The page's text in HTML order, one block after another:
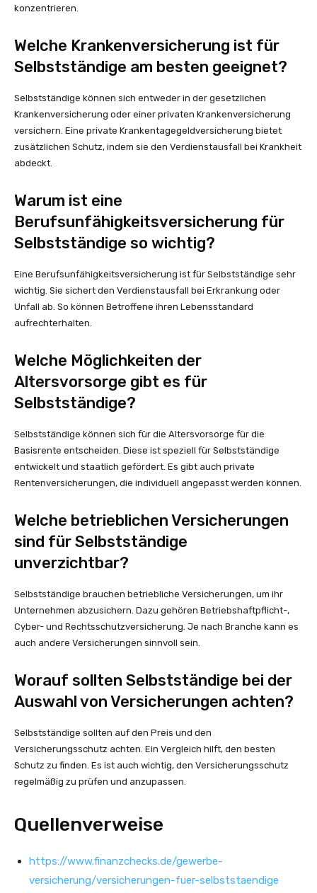
konzentrieren.
Welche Krankenversicherung ist für
Selbstständige am besten geeignet?
Selbstständige können sich entweder in der gesetzlichen
Krankenversicherung oder einer privaten Krankenversicherung
versichern. Eine private Krankentagegeldversicherung bietet
zusätzlichen Schutz, indem sie den Verdienstausfall bei Krankheit
abdeckt.
Warum ist eine
Berufsunfähigkeitsversicherung für
Selbstständige so wichtig?
Eine Berufsunfähigkeitsversicherung ist für Selbstständige sehr
wichtig. Sie sichert den Verdienstausfall bei Erkrankung oder
Unfall ab. So können Betroffene ihren Lebensstandard
aufrechterhalten.
Welche Möglichkeiten der
Altersvorsorge gibt es für
Selbstständige?
Selbstständige können sich für die Altersvorsorge für die
Basisrente entscheiden. Diese ist speziell für Selbstständige
entwickelt und staatlich gefördert. Es gibt auch private
Rentenversicherungen, die individuell angepasst werden können.
Welche betrieblichen Versicherungen
sind für Selbstständige
unverzichtbar?
Selbstständige brauchen betriebliche Versicherungen, um ihr
Unternehmen abzusichern. Dazu gehören Betriebshaftpflicht-,
Cyber- und Rechtsschutzversicherung. Je nach Branche kann es
auch andere Versicherungen sinnvoll sein.
Worauf sollten Selbstständige bei der
Auswahl von Versicherungen achten?
Selbstständige sollten auf den Preis und den
Versicherungsschutz achten. Ein Vergleich hilft, den besten
Schutz zu finden. Es ist auch wichtig, den Versicherungsschutz
regelmäßig zu prüfen und anzupassen.
Quellenverweise
https://www.finanzchecks.de/gewerbe-
versicherung/versicherungen-fuer-selbststaendige